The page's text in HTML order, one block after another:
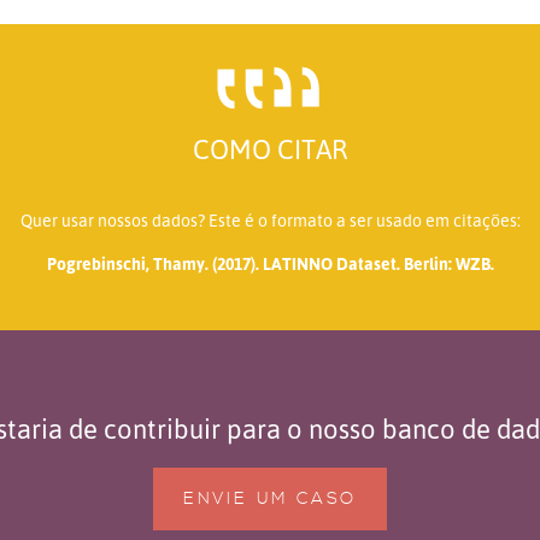
COMO CITAR
Quer usar nossos dados? Este é o formato a ser usado em citações:
Pogrebinschi, Thamy. (2017). LATINNO Dataset. Berlin: WZB.
de contribuir para o nosso banco de
ENVIE UM CASO